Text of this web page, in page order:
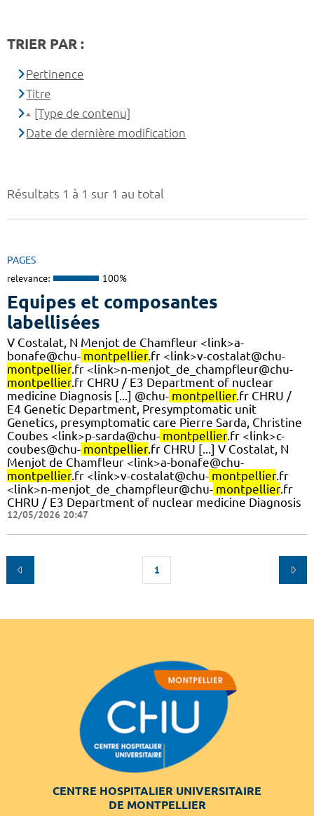
Résultats 1 à 1 sur 1 au total
PAGES
relevance: 100%
Equipes et composantes
labellisées
V Costalat, N Menjot de Chamfleur <link>a-
bonafe@chu- montpellier.fr <link>v-costalat@chu-
montpellier.fr <link>n-menjot_de_champfleur@chu-
montpellier.fr CHRU / E3 Department of nuclear
medicine Diagnosis [...] @chu- montpellier.fr CHRU /
E4 Genetic Department, Presymptomatic unit
Genetics, presymptomatic care Pierre Sarda, Christine
Coubes <link>p-sarda@chu- montpellier.fr <link>c-
coubes@chu- montpellier.fr CHRU [...] V Costalat, N
Menjot de Chamfleur <link>a-bonafe@chu-
montpellier.fr <link>v-costalat@chu- montpellier.fr
<link>n-menjot_de_champfleur@chu- montpellier.fr
CHRU / E3 Department of nuclear medicine Diagnosis
12/05/2026 20:47
1
TRIER PAR :
Pertinence
Titre
[Type de contenu]
Date de dernière modification
CENTRE HOSPITALIER UNIVERSITAIRE
DE MONTPELLIER